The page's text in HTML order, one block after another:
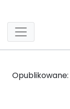
Opublikowane: